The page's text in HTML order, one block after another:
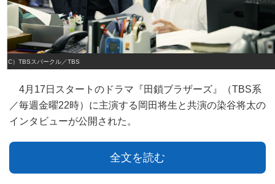
（C）TBSスパークル／TBS
4月17日スタートのドラマ『田鎖ブラザーズ』（TBS系
／毎週金曜22時）に主演する岡田将生と共演の染谷将太の
インタビューが公開された。
全文を読む